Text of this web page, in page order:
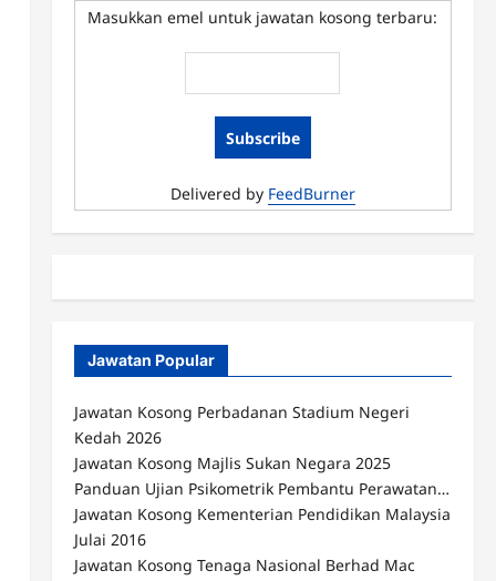
Masukkan emel untuk jawatan kosong terbaru:
Delivered by FeedBurner
Jawatan Popular
Jawatan Kosong Perbadanan Stadium Negeri
Kedah 2026
Jawatan Kosong Majlis Sukan Negara 2025
Panduan Ujian Psikometrik Pembantu Perawatan…
Jawatan Kosong Kementerian Pendidikan Malaysia
Julai 2016
Jawatan Kosong Tenaga Nasional Berhad Mac